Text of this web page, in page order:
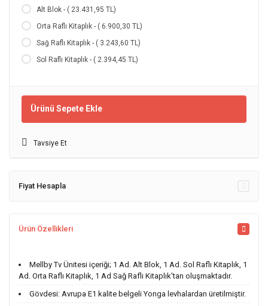
Alt Blok - ( 23.431,95 TL)
Orta Raflı Kitaplık - ( 6.900,30 TL)
Sağ Raflı Kitaplık - ( 3.243,60 TL)
Sol Raflı Kitaplık - ( 2.394,45 TL)
Ürünü Sepete Ekle
Tavsiye Et
Fiyat Hesapla
Ürün Özellikleri
Mellby Tv Ünitesi içeriği; 1 Ad. Alt Blok, 1 Ad. Sol Raflı Kitaplık, 1
Ad. Orta Raflı Kitaplık, 1 Ad Sağ Raflı Kitaplık'tan oluşmaktadır.
Gövdesi: Avrupa E1 kalite belgeli Yonga levhalardan üretilmiştir.